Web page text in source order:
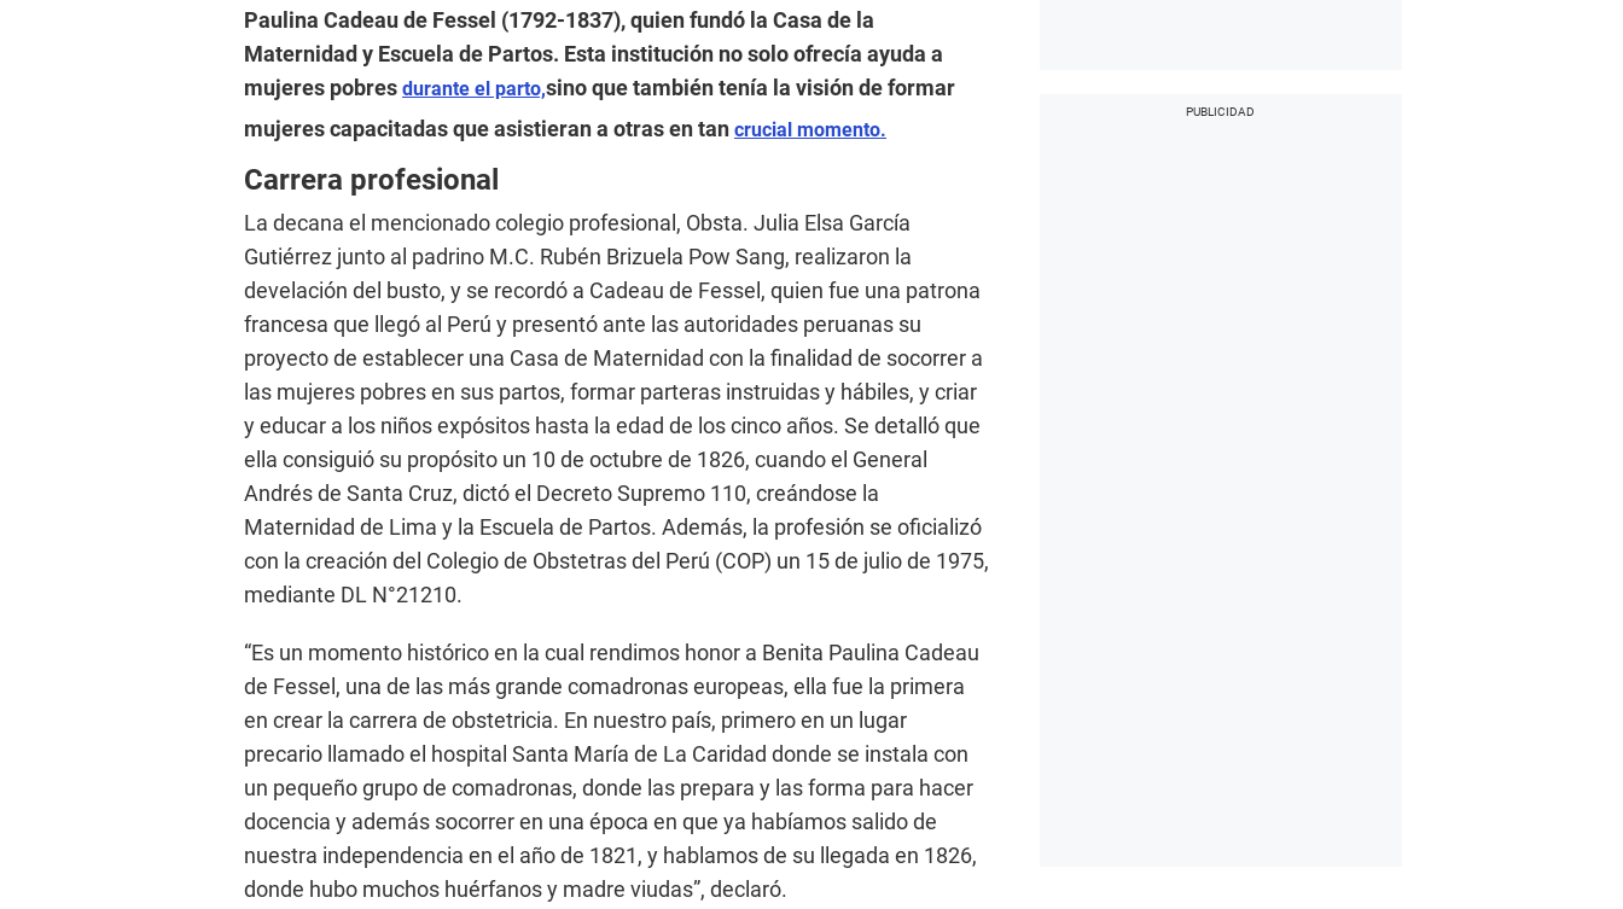
Paulina Cadeau de Fessel (1792-1837), quien fundó la Casa de la
Maternidad y Escuela de Partos. Esta institución no solo ofrecía ayuda a
mujeres pobres durante el parto,sino que también tenía la visión de formar
mujeres capacitadas que asistieran a otras en tan crucial momento.
Carrera profesional
La decana el mencionado colegio profesional, Obsta. Julia Elsa García
Gutiérrez junto al padrino M.C. Rubén Brizuela Pow Sang, realizaron la
develación del busto, y se recordó a Cadeau de Fessel, quien fue una patrona
francesa que llegó al Perú y presentó ante las autoridades peruanas su
proyecto de establecer una Casa de Maternidad con la finalidad de socorrer a
las mujeres pobres en sus partos, formar parteras instruidas y hábiles, y criar
y educar a los niños expósitos hasta la edad de los cinco años. Se detalló que
ella consiguió su propósito un 10 de octubre de 1826, cuando el General
Andrés de Santa Cruz, dictó el Decreto Supremo 110, creándose la
Maternidad de Lima y la Escuela de Partos. Además, la profesión se oficializó
con la creación del Colegio de Obstetras del Perú (COP) un 15 de julio de 1975,
mediante DL N°21210.
“Es un momento histórico en la cual rendimos honor a Benita Paulina Cadeau
de Fessel, una de las más grande comadronas europeas, ella fue la primera
en crear la carrera de obstetricia. En nuestro país, primero en un lugar
precario llamado el hospital Santa María de La Caridad donde se instala con
un pequeño grupo de comadronas, donde las prepara y las forma para hacer
docencia y además socorrer en una época en que ya habíamos salido de
nuestra independencia en el año de 1821, y hablamos de su llegada en 1826,
donde hubo muchos huérfanos y madre viudas”, declaró.